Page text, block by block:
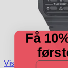
Vis
Få
E-mail